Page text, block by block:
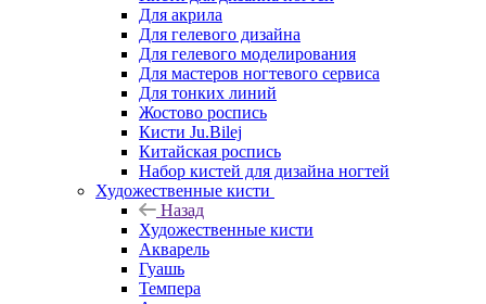
Для акрила
Для гелевого дизайна
Для гелевого моделирования
Для мастеров ногтевого сервиса
Для тонких линий
Жостово роспись
Кисти Ju.Bilej
Китайская роспись
Набор кистей для дизайна ногтей
Художественные кисти
Назад
Художественные кисти
Акварель
Гуашь
Темпера